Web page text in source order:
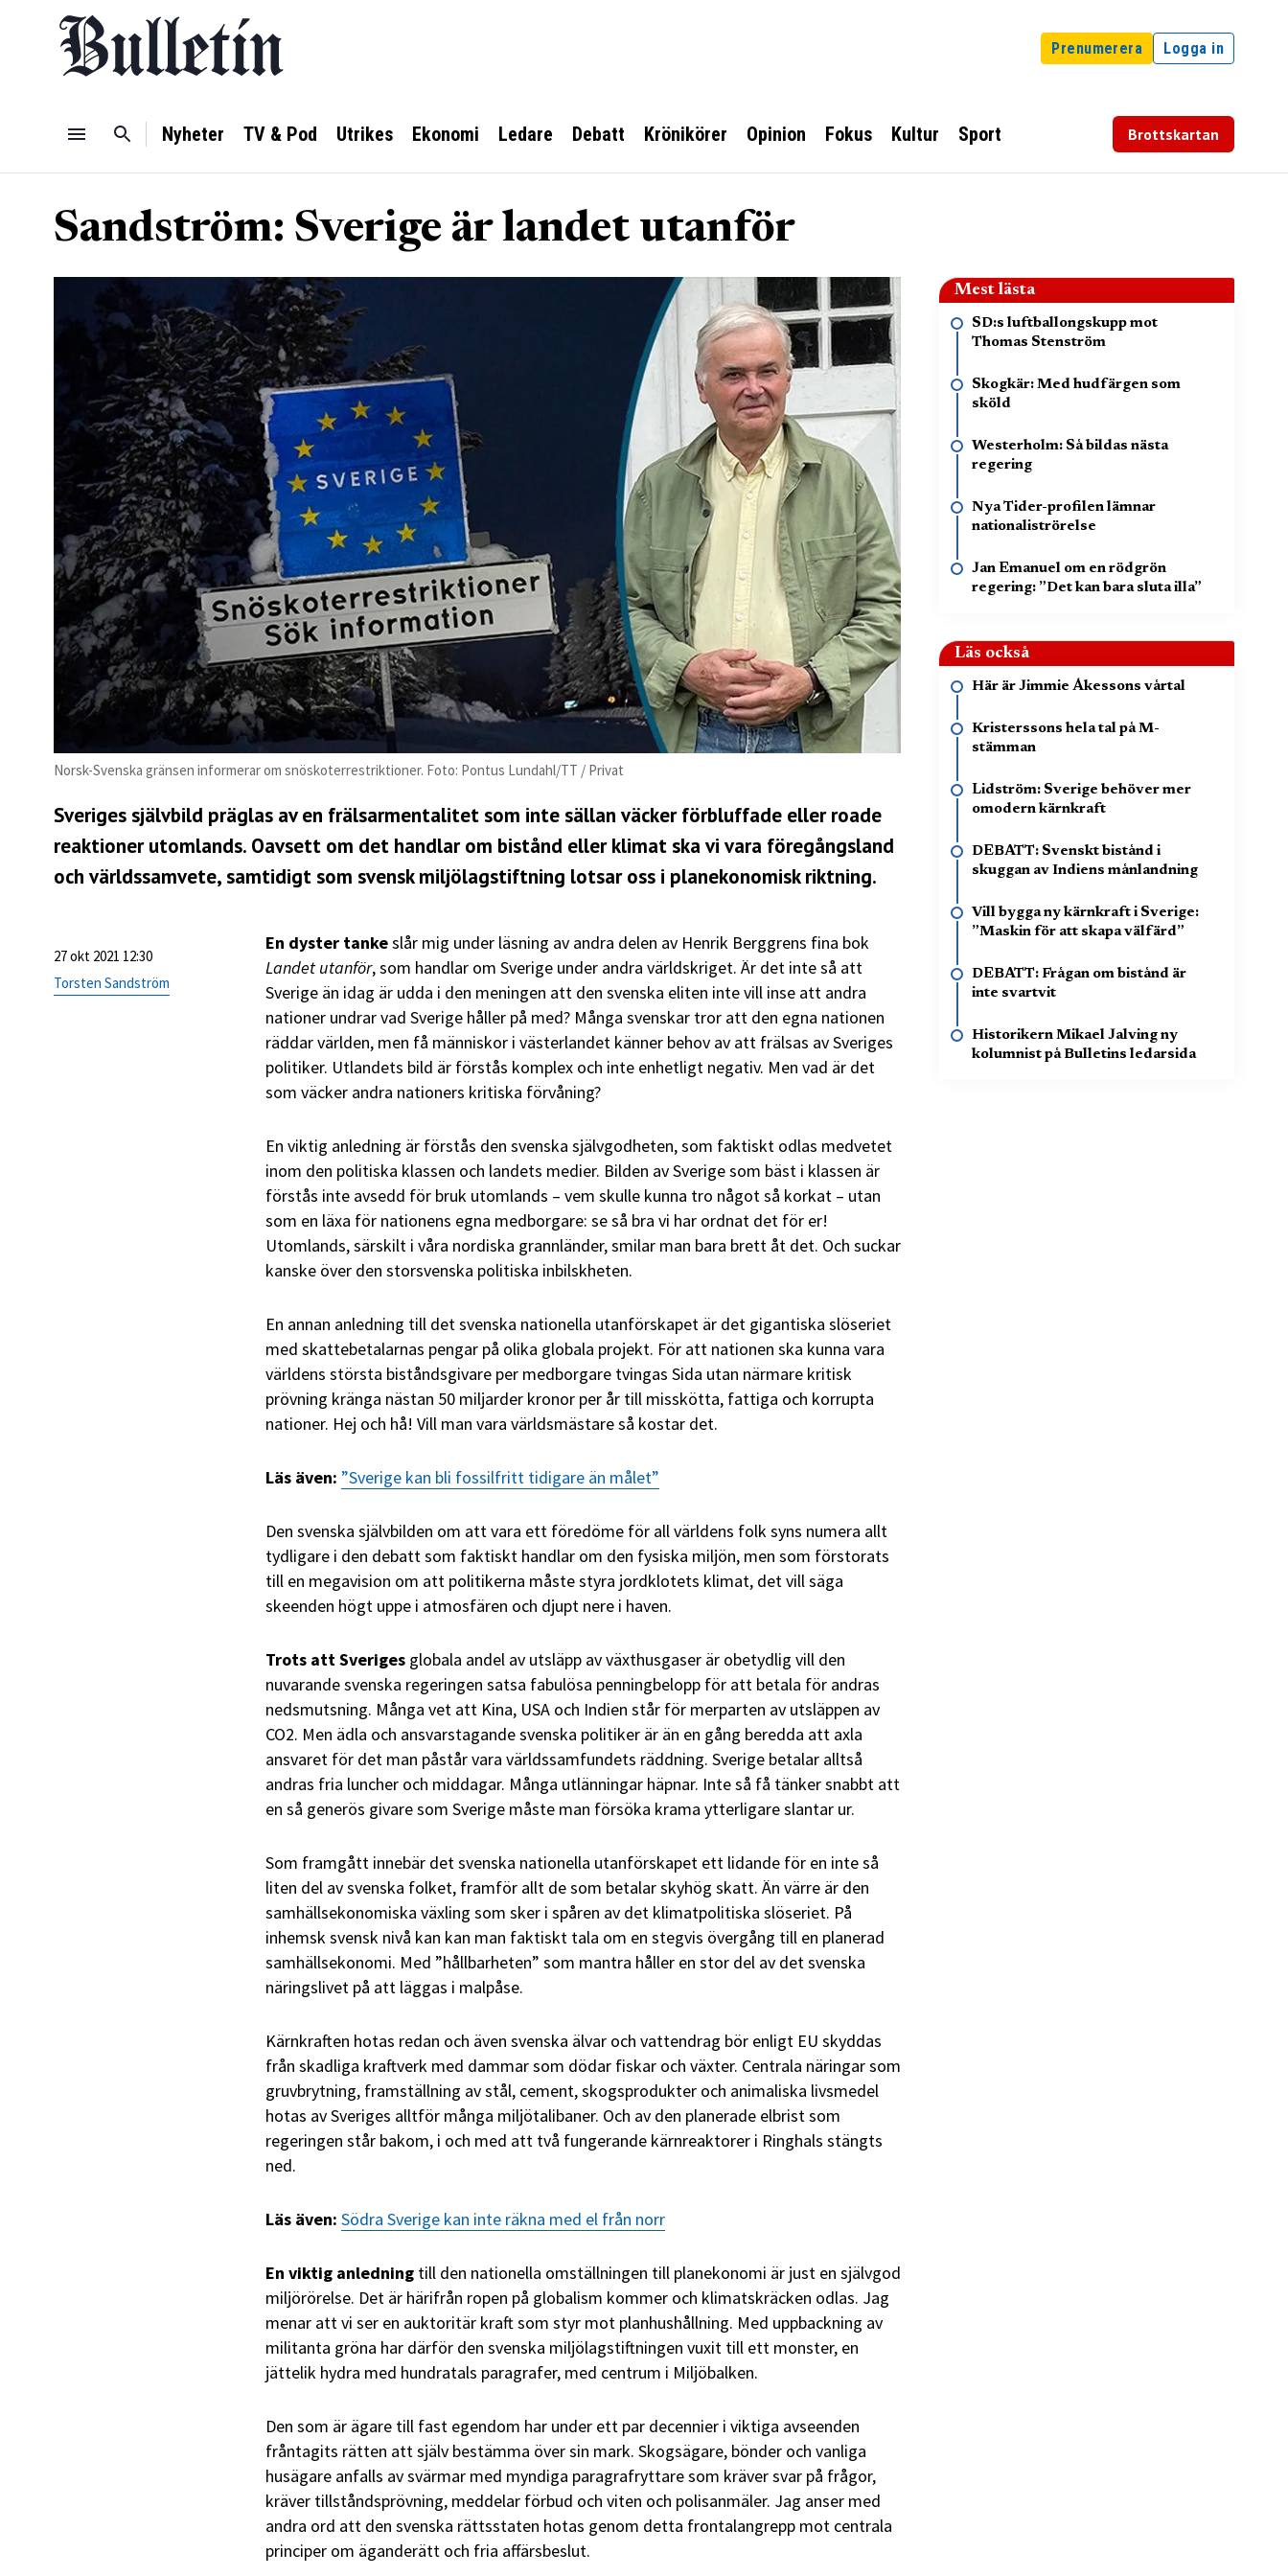
Prenumerera Logga in
Nyheter TV & Pod Utrikes Ekonomi Ledare Debatt Krönikörer Opinion Fokus Kultur Sport Brottskartan
Sandström: Sverige är landet utanför
Norsk-Svenska gränsen informerar om snöskoterrestriktioner. Foto: Pontus Lundahl/TT / Privat
Sveriges självbild präglas av en frälsarmentalitet som inte sällan väcker förbluffade eller roade
reaktioner utomlands. Oavsett om det handlar om bistånd eller klimat ska vi vara föregångsland
och världssamvete, samtidigt som svensk miljölagstiftning lotsar oss i planekonomisk riktning.
27 okt 2021 12:30
Torsten Sandström
En dyster tankeslår mig under läsning av andra delen av Henrik Berggrens fina bok
Landet utanför, som handlar om Sverige under andra världskriget. Är det inte så att
Sverige än idag är udda i den meningen att den svenska eliten inte vill inse att andra
nationer undrar vad Sverige håller på med? Många svenskar tror att den egna nationen
räddar världen, men få människor i västerlandet känner behov av att frälsas av Sveriges
politiker. Utlandets bild är förstås komplex och inte enhetligt negativ. Men vad är det
som väcker andra nationers kritiska förvåning?
En viktig anledning är förstås den svenska självgodheten, som faktiskt odlas medvetet
inom den politiska klassen och landets medier. Bilden av Sverige som bäst i klassen är
förstås inte avsedd för bruk utomlands – vem skulle kunna tro något så korkat – utan
som en läxa för nationens egna medborgare: se så bra vi har ordnat det för er!
Utomlands, särskilt i våra nordiska grannländer, smilar man bara brett åt det. Och suckar
kanske över den storsvenska politiska inbilskheten.
En annan anledning till det svenska nationella utanförskapet är det gigantiska slöseriet
med skattebetalarnas pengar på olika globala projekt. För att nationen ska kunna vara
världens största biståndsgivare per medborgare tvingas Sida utan närmare kritisk
prövning kränga nästan 50 miljarder kronor per år till misskötta, fattiga och korrupta
nationer. Hej och hå! Vill man vara världsmästare så kostar det.
Läs även: ”Sverige kan bli fossilfritt tidigare än målet”
Den svenska självbilden om att vara ett föredöme för all världens folk syns numera allt
tydligare i den debatt som faktiskt handlar om den fysiska miljön, men som förstorats
till en megavision om att politikerna måste styra jordklotets klimat, det vill säga
skeenden högt uppe i atmosfären och djupt nere i haven.
Trots att Sveriges globala andel av utsläpp av växthusgaser är obetydlig vill den
nuvarande svenska regeringen satsa fabulösa penningbelopp för att betala för andras
nedsmutsning. Många vet att Kina, USA och Indien står för merparten av utsläppen av
CO2. Men ädla och ansvarstagande svenska politiker är än en gång beredda att axla
ansvaret för det man påstår vara världssamfundets räddning. Sverige betalar alltså
andras fria luncher och middagar. Många utlänningar häpnar. Inte så få tänker snabbt att
en så generös givare som Sverige måste man försöka krama ytterligare slantar ur.
Som framgått innebär det svenska nationella utanförskapet ett lidande för en inte så
liten del av svenska folket, framför allt de som betalar skyhög skatt. Än värre är den
samhällsekonomiska växling som sker i spåren av det klimatpolitiska slöseriet. På
inhemsk svensk nivå kan kan man faktiskt tala om en stegvis övergång till en planerad
samhällsekonomi. Med ”hållbarheten” som mantra håller en stor del av det svenska
näringslivet på att läggas i malpåse.
Kärnkraften hotas redan och även svenska älvar och vattendrag bör enligt EU skyddas
från skadliga kraftverk med dammar som dödar fiskar och växter. Centrala näringar som
gruvbrytning, framställning av stål, cement, skogsprodukter och animaliska livsmedel
hotas av Sveriges alltför många miljötalibaner. Och av den planerade elbrist som
regeringen står bakom, i och med att två fungerande kärnreaktorer i Ringhals stängts
ned.
Läs även: Södra Sverige kan inte räkna med el från norr
En viktig anledning till den nationella omställningen till planekonomi är just en självgod
miljörörelse. Det är härifrån ropen på globalism kommer och klimatskräcken odlas. Jag
menar att vi ser en auktoritär kraft som styr mot planhushållning. Med uppbackning av
militanta gröna har därför den svenska miljölagstiftningen vuxit till ett monster, en
jättelik hydra med hundratals paragrafer, med centrum i Miljöbalken.
Den som är ägare till fast egendom har under ett par decennier i viktiga avseenden
fråntagits rätten att själv bestämma över sin mark. Skogsägare, bönder och vanliga
husägare anfalls av svärmar med myndiga paragrafryttare som kräver svar på frågor,
kräver tillståndsprövning, meddelar förbud och viten och polisanmäler. Jag anser med
andra ord att den svenska rättsstaten hotas genom detta frontalangrepp mot centrala
principer om äganderätt och fria affärsbeslut.
Mest lästa
SD:s luftballongskupp mot
Thomas Stenström
Skogkär: Med hudfärgen som
sköld
Westerholm: Så bildas nästa
regering
Nya Tider-profilen lämnar
nationaliströrelse
Jan Emanuel om en rödgrön
regering: ”Det kan bara sluta illa”
Läs också
Här är Jimmie Åkessons vårtal
Kristerssons hela tal på M-
stämman
Lidström: Sverige behöver mer
omodern kärnkraft
DEBATT: Svenskt bistånd i
skuggan av Indiens månlandning
Vill bygga ny kärnkraft i Sverige:
”Maskin för att skapa välfärd”
DEBATT: Frågan om bistånd är
inte svartvit
Historikern Mikael Jalving ny
kolumnist på Bulletins ledarsida